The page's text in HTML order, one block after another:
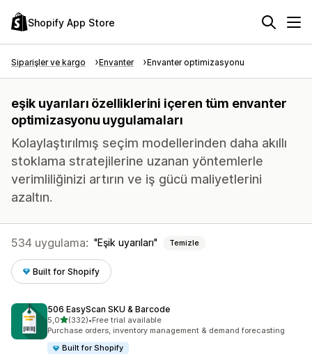
Shopify App Store
Siparişler ve kargo Envanter Envanter optimizasyonu
eşik uyarıları özelliklerini içeren tüm envanter
optimizasyonu uygulamaları
Kolaylaştırılmış seçim modellerinden daha akıllı
stoklama stratejilerine uzanan yöntemlerle
verimliliğinizi artırın ve iş gücü maliyetlerini
azaltın.
534 uygulama: Eşik uyarıları Temizle
Built for Shopify
506 EasyScan SKU & Barcode
5,05 yıldız üzerinden
(332)
toplam 332 değerlendirme
•Free trial available
Purchase orders, inventory management & demand forecasting
Built for Shopify